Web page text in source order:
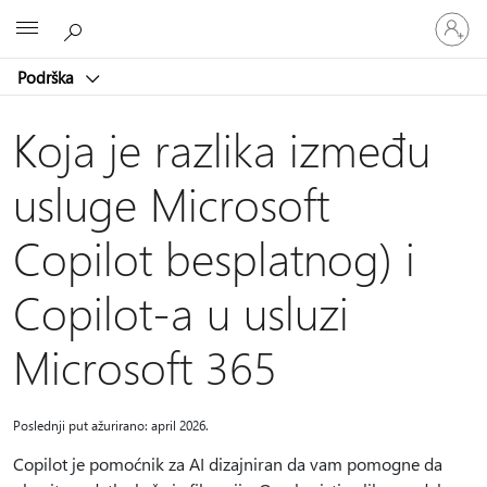
Podrška
Prijavite
se
na
Koja je razlika između
usluge Microsoft
Copilot besplatnog) i
Copilot-a u usluzi
Microsoft 365
Poslednji put ažurirano: april 2026.
Copilot je pomoćnik za AI dizajniran da vam pomogne da